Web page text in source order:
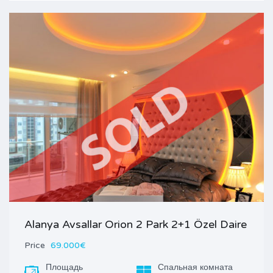
Alanya Avsallar Orion 2 Park 2+1 Özel Daire
Price 69.000€
Площадь Спальная комната